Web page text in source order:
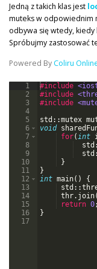
Jedną z takich klas jest
muteks w odpowiednim
odbywa się wtedy,
Spróbujmy zastosować
Powered By Coliru
1
2
3
4
5
6
7
8
9
10
11
12
13
14
15
16
17
#include
#include
#include
std ::mutex
void
for( int i
std
std
}
}
int main( )
{
std ::
thr. join(
return 0;
}